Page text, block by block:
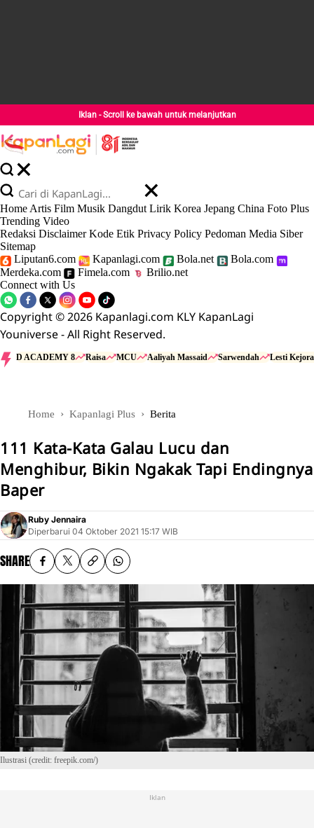
Iklan - Scroll ke bawah untuk melanjutkan
Home Artis Film Musik Dangdut Lirik Korea Jepang China Foto Plus
Trending Video
Redaksi Disclaimer Kode Etik Privacy Policy Pedoman Media Siber
Sitemap
Liputan6.com
Kapanlagi.com Bola.net
Bola.com
Merdeka.com
Fimela.com
Brilio.net
Connect with Us
Copyright © 2026 Kapanlagi.com KLY KapanLagi
Youniverse - All Right Reserved.
D ACADEMY 8 Raisa MCU Aaliyah Massaid Sarwendah Lesti Kejora
Home Kapanlagi Plus Berita
111 Kata-Kata Galau Lucu dan
Menghibur, Bikin Ngakak Tapi Endingnya
Baper
Ruby Jennaira
Diperbarui 04 Oktober 2021 15:17 WIB
SHARE
Ilustrasi (credit: freepik.com/)
Iklan